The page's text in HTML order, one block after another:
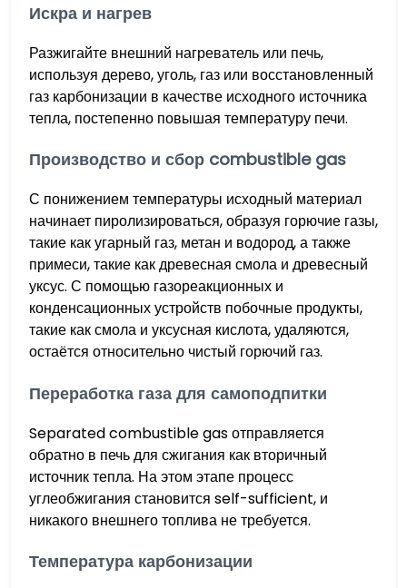
Искра и нагрев
Разжигайте внешний нагреватель или печь,
используя дерево, уголь, газ или восстановленный
газ карбонизации в качестве исходного источника
тепла, постепенно повышая температуру печи.
Производство и сбор combustible gas
С понижением температуры исходный материал
начинает пиролизироваться, образуя горючие газы,
такие как угарный газ, метан и водород, а также
примеси, такие как древесная смола и древесный
уксус. С помощью газореакционных и
конденсационных устройств побочные продукты,
такие как смола и уксусная кислота, удаляются,
остаётся относительно чистый горючий газ.
Переработка газа для самоподпитки
Separated combustible gas отправляется
обратно в печь для сжигания как вторичный
источник тепла. На этом этапе процесс
углеобжигания становится self-sufficient, и
никакого внешнего топлива не требуется.
Температура карбонизации